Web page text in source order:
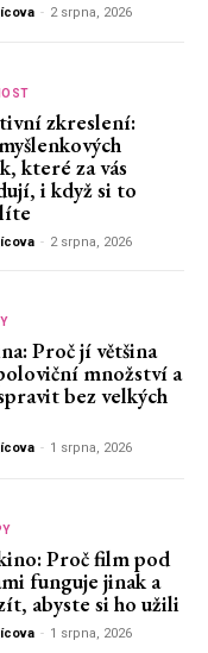
- 2 srpna, 2026
zkreslení:
které za vás
i když si to
- 2 srpna, 2026
Proč jí většina
množství a
bez velkých
- 1 srpna, 2026
Proč film pod
funguje jinak a
abyste si ho užili
- 1 srpna, 2026